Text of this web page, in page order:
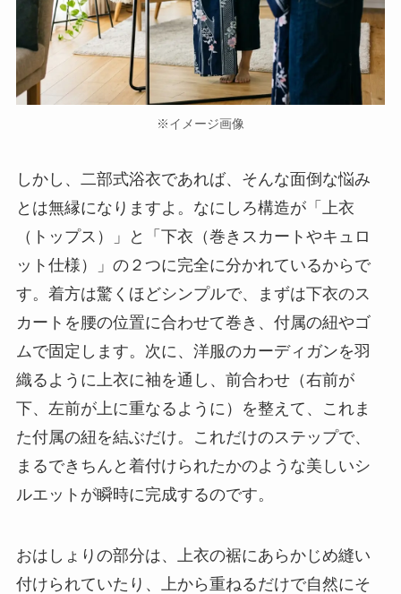
※イメージ画像
しかし、二部式浴衣であれば、そんな面倒な悩み
とは無縁になりますよ。なにしろ構造が「上衣
（トップス）」と「下衣（巻きスカートやキュロ
ット仕様）」の２つに完全に分かれているからで
す。着方は驚くほどシンプルで、まずは下衣のス
カートを腰の位置に合わせて巻き、付属の紐やゴ
ムで固定します。次に、洋服のカーディガンを羽
織るように上衣に袖を通し、前合わせ（右前が
下、左前が上に重なるように）を整えて、これま
た付属の紐を結ぶだけ。これだけのステップで、
まるできちんと着付けられたかのような美しいシ
ルエットが瞬時に完成するのです。
おはしょりの部分は、上衣の裾にあらかじめ縫い
付けられていたり、上から重ねるだけで自然にそ